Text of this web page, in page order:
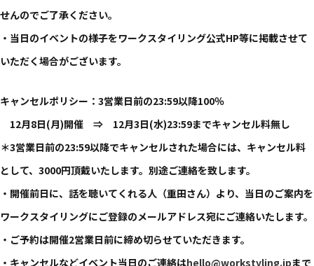
せんので​ご了承ください。​
・​当日の​イベントの​様子を​ワークスタイリング公式HP等に​掲載させて
いただく​場合が​ございます。​
キャンセルポリシー：3営業日前の​23:59以降​100％
12月8日(月)開催 ⇒ 12月3日(水)2​3:59まで​キャンセル料無し
＊3営業日前の​23:59以降で​キャンセルされた​場合には、​キャンセル料
と​して、​3000円頂戴いたします。​別途ご連絡を​致します。​
・開催前日に、​話を​聴いてくれる​人​（重田さん）より、​当日の​ご案内を​
ワークスタイリングに​ご登録の​メールアドレス宛に​ご連絡いたします。​
・​ご予約は​開催2営業日前に​締め切らせていただきます。​
・キャンセルなどイベント当日の​ご連絡は​hello@workstyling.jpまで​